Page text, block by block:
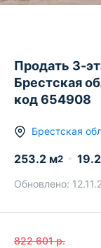
Продать 3-
Брестская
код 654908
Брестская
253.2 м2
Обновлено:
822 601 р.